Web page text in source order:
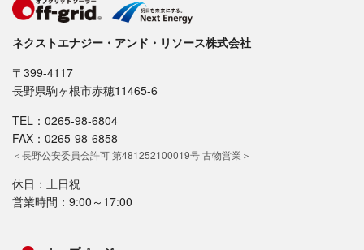
ネクストエナジー・アンド・リソース株式会社
〒399-4117
長野県駒ヶ根市赤穂11465-6
TEL：0265-98-6804
FAX：0265-98-6858
＜長野公安委員会許可 第481252100019号 古物営業＞
休日：土日祝
営業時間：9:00～17:00